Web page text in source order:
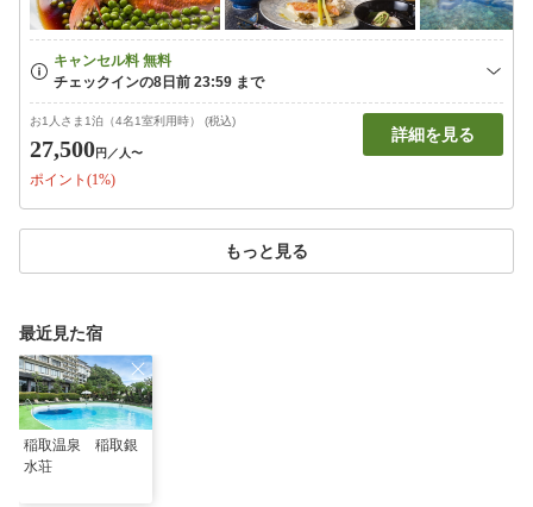
お1人さま1泊（4名1室利用時） (税込)
27,500円 ／人〜
ポイント(1%)
詳細を見る
もっと見る
最近見た宿
稲取温泉 稲取銀
水荘